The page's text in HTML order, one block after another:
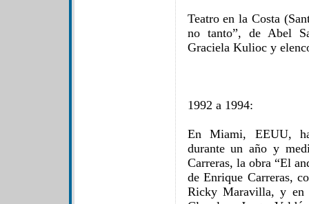
Teatro en la Costa
no tanto”, de Abel
Graciela Kulioc y
1992 a 1994:
En Miami, EEUU,
durante un año y
Carreras, la obra “El
de Enrique Carreras,
Ricky Maravilla, y en